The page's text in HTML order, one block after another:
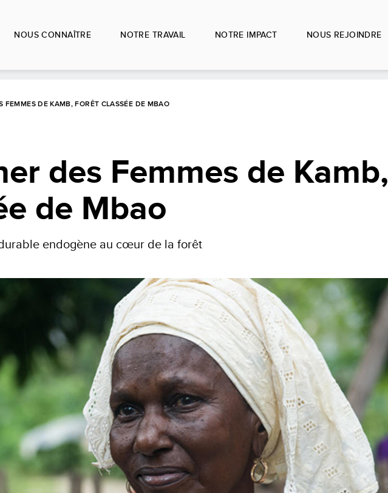
NOUS CONNAÎTRE NOTRE TRAVAIL NOTRE IMPACT NOUS REJOINDRE
FEMMES DE KAMB, FORÊT CLASSÉE DE MBAO
des Femmes de Kamb,
de Mbao
endogène au cœur de la forêt